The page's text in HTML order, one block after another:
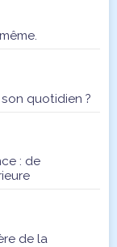
quotidien ?
: de
de la